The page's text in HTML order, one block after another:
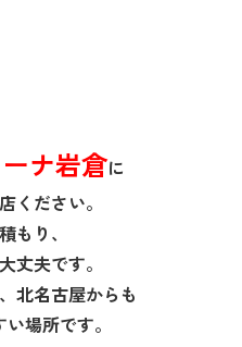
ナ岩倉に
ください。
もり、
丈夫です。
北名古屋からも
場所です。